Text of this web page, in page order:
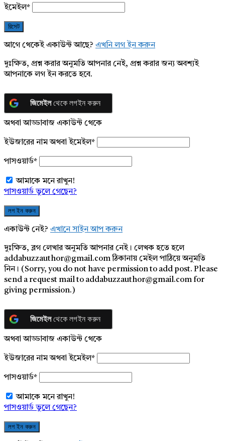
ইমেইল*
আগে থেকেই একাউন্ট আছে? এখনি লগ ইন করুন
দুঃক্ষিত, প্রশ্ন করার অনুমতি আপনার নেই, প্রশ্ন করার জন্য অবশ্যই
আপনাকে লগ ইন করতে হবে.
জিমেইলথেকে লগইন করুন
অথবা আড্ডাবাজ একাউন্ট থেকে
ইউজারের নাম অথবা ইমেইল*
পাসওয়ার্ড*
আমাকে মনে রাখুন!
পাসওয়ার্ড ভুলে গেছেন?
একাউন্ট নেই? এখানে সাইন আপ করুন
দুঃক্ষিত, ব্লগ লেখার অনুমতি আপনার নেই। লেখক হতে হলে
addabuzzauthor@gmail.com ঠিকানায় মেইল পাঠিয়ে অনুমতি
নিন। (Sorry, you do not have permission to add post. Please
send a request mail to addabuzzauthor@gmail.com for
giving permission.)
জিমেইলথেকে লগইন করুন
অথবা আড্ডাবাজ একাউন্ট থেকে
ইউজারের নাম অথবা ইমেইল*
পাসওয়ার্ড*
আমাকে মনে রাখুন!
পাসওয়ার্ড ভুলে গেছেন?